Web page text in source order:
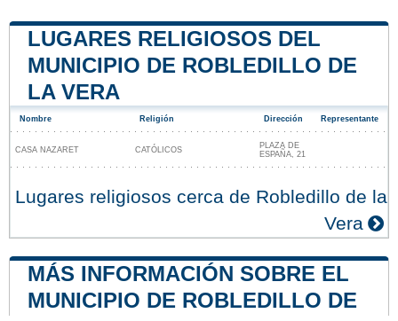
LUGARES RELIGIOSOS DEL
MUNICIPIO DE ROBLEDILLO DE
LA VERA
Nombre Religión Dirección Representante
CASA NAZARET CATÓLICOS
PLAZA DE
ESPAÑA, 21
Lugares religiosos cerca de Robledillo de la
Vera
MÁS INFORMACIÓN SOBRE EL
MUNICIPIO DE ROBLEDILLO DE